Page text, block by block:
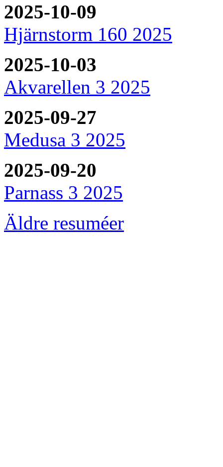
2025-10-09
Hjärnstorm 160 2025
2025-10-03
Akvarellen 3 2025
2025-09-27
Medusa 3 2025
2025-09-20
Parnass 3 2025
Äldre resuméer